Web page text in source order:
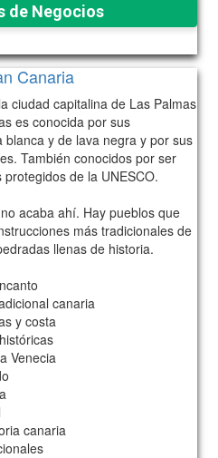
de Negocios
Canaria
ciudad capitalina de Las Palmas
es conocida por sus
y de lava negra y por sus
También conocidos por ser
de la UNESCO.
acaba ahí. Hay pueblos que
más tradicionales de
llenas de historia.
canaria
y costa
Venecia
canaria